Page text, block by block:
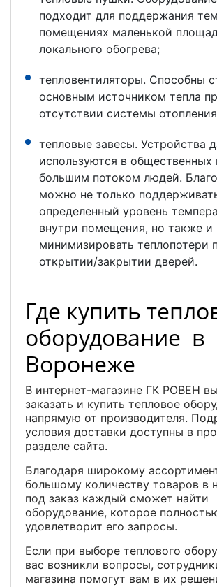
подходит для поддержания
помещениях маленькой
локального обогрева;
тепловентиляторы. Способны
основным источником тепла
отсутствии системы
тепловые завесы. Устройства
используются в общественных
большим потоком людей.
можно не только
определенный уровень
внутри помещения, но также и
минимизировать теплопотери
открытии/закрытии дверей.
Где купить
оборудование в
Воронеже
В интернет-магазине ГК РОВЕН
заказать и купить тепловое
напрямую от производителя.
условия доставки доступны в
разделе сайта.
Благодаря широкому
большому количеству товаров в
под заказ каждый сможет найти
оборудование, которое
удовлетворит его запросы.
Если при выборе теплового
вас возникли вопросы,
магазина помогут вам в их